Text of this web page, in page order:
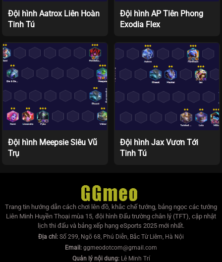
Đội hình Aatrox Liên Hoàn
Tinh Tú
Đội hình AP Tiên Phong
Exodia Flex
Đội hình Meepsie Siêu Vũ
Trụ
Đội hình Jax Vươn Tới
Tinh Tú
Trang tin hướng dẫn cách chơi lên đồ, khắc chế tướng, bảng ngọc các tướng
Liên Minh Huyền Thoại mùa 15, đội hình Đấu trường chân lý (TFT), cập nhật
lịch thi đấu và bảng xếp hạng eSports 2025 mới nhất.
Địa chỉ: Số 299, Ngõ 68, Phú Diễn, Bắc Từ Liêm, Hà Nội
Email: ggmeodotcom@gmail.com
Quản lý nội dung:Lê Minh Trí